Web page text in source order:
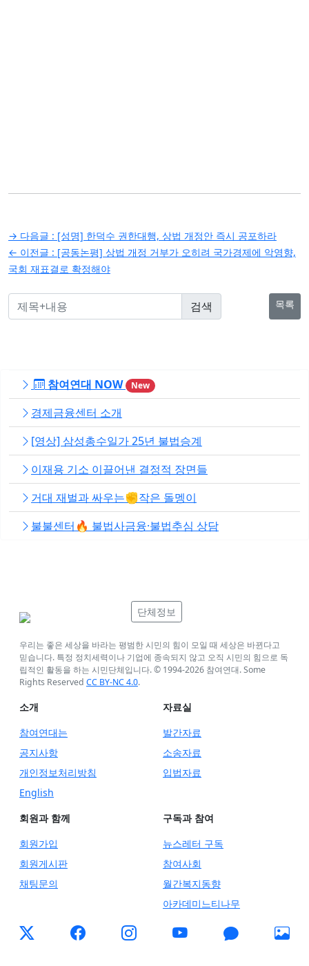
글
탐
색
→ 다음글 : [성명] 한덕수 권한대행, 상법 개정안 즉시 공포하라
← 이전글 : [공동논평] 상법 개정 거부가 오히려 국가경제에 악영향,
국회 재표결로 확정해야
목록
참여연대 NOW New
경제금융센터 소개
[영상] 삼성총수일가 25년 불법승계
이재용 기소 이끌어낸 결정적 장면들
거대 재벌과 싸우는✊작은 돌멩이
불불센터🔥 불법사금융·불법추심 상담
단체정보
우리는 좋은 세상을 바라는 평범한 시민의 힘이 모일 때 세상은 바뀐다고
믿습니다. 특정 정치세력이나 기업에 종속되지 않고 오직 시민의 힘으로 독
립적인 활동을 하는 시민단체입니다. © 1994-2026 참여연대. Some
Rights Reserved CC BY-NC 4.0.
소개
참여연대는
공지사항
개인정보처리방침
English
자료실
발간자료
소송자료
입법자료
회원과 함께
회원가입
회원게시판
채팅문의
구독과 참여
뉴스레터 구독
참여사회
월간복지동향
아카데미느티나무